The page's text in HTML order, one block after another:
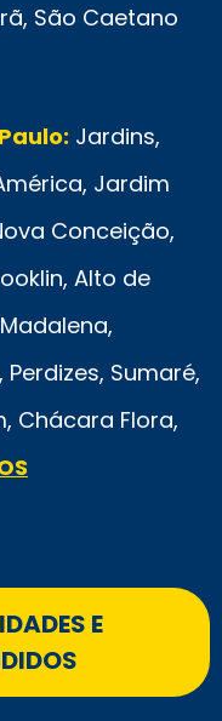
São Caetano
Jardins,
Jardim
Conceição,
Alto de
Sumaré,
Chácara Flora,
E